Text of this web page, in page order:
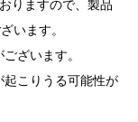
りますので、製品
います。
ざいます。
起こりうる可能性が